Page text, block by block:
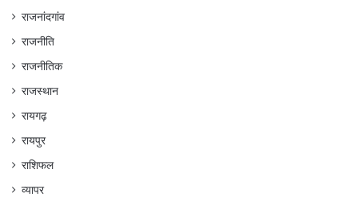
राजनांदगांव
राजनीति
राजनीतिक
राजस्थान
रायगढ़
रायपुर
राशिफल
व्यापर